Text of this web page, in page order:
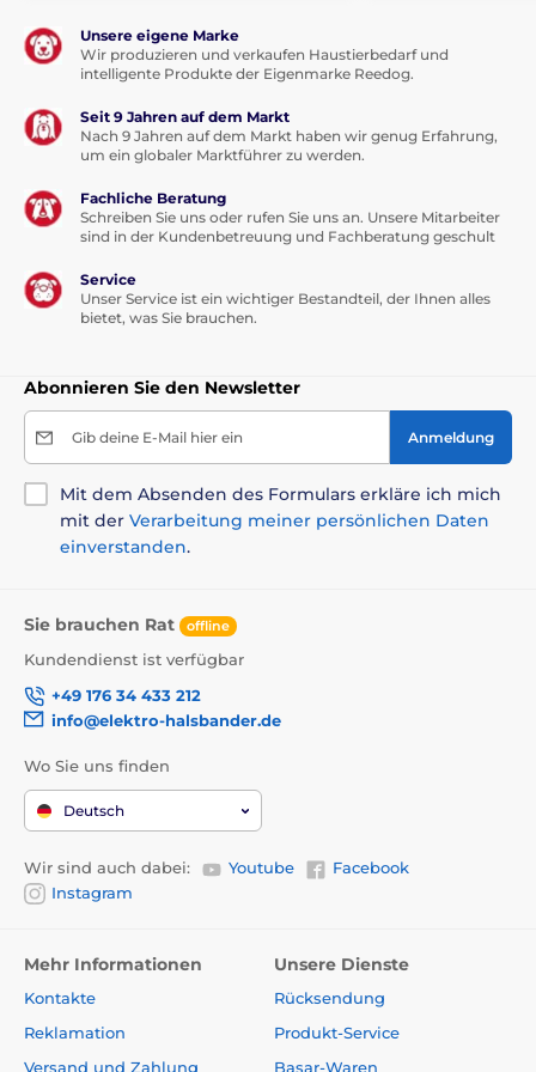
Halsbandlänge
Das E-Collar Educator ET-400 verfügt mit
einen sehr festen und qualitäten Biotan
Halsband, dass fester als Leder oder
an den Hals fest. Sie können die Länge zwischen 20
bis 70 cm einstellen.
Maßen
Maßen sind:
5 x 4 x 2,5 cm und wiegt 68
. Wegen den größeren Maßen empfählen wie
Hunderassen. Der Hersteller bestimmt den Produkt
für Hunde ab 2kg, wir empfehlen ab 5kg.
Vorteile
LED Licht am Halsband
große Batterie Ausdauer
beleuchteter LCD Display
100 Impuls Stufen
Wasserdicht, senkbar bis zu 12,5 meter
Vibration, Ton, Impuls, Booster, Licht
Nachteile
Größerer Empfänger und Funkgerät
Höherer Preis
Unsere eigene Marke
Wir produzieren und verkaufen Haustierbedarf und
intelligente Produkte der Eigenmarke Reedog.
Seit 9 Jahren auf dem Markt
Nach 9 Jahren auf dem Markt haben wir genug Erfahrung,
um ein globaler Marktführer zu werden.
Fachliche Beratung
Schreiben Sie uns oder rufen Sie uns an. Unsere Mitarbeiter
sind in der Kundenbetreuung und Fachberatung geschult
Service
Unser Service ist ein wichtiger Bestandteil, der Ihnen alles
bietet, was Sie brauchen.
Abonnieren Sie den Newsletter
Gib deine E-Mail hier ein Anmeldung
Mit dem Absenden des Formulars erkläre ich mich
mit der Verarbeitung meiner persönlichen Daten
einverstanden.
Sie brauchen Rat offline
Kundendienst ist verfügbar
+49 176 34 433 212
info@elektro-halsbander.de
Wo Sie uns finden
Deutsch
Wir sind auch dabei: Youtube
Facebook
Instagram
Mehr Informationen
Kontakte
Reklamation
Versand und Zahlung
Unsere Dienste
Rücksendung
Produkt-Service
Basar-Waren